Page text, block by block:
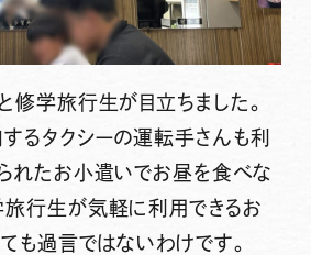
修学旅行生が目立ちました。
るタクシーの運転手さんも利
れたお小遣いでお昼を食べな
行生が気軽に利用できるお
も過言ではないわけです。